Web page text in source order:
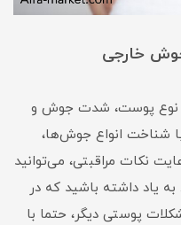
خارجی
نوع پوست، شدت جوش و
شناخت انواع جوش‌ها،
نکات مراقبتی، می‌توانید
یاد داشته باشید که در
پوستی دیگر، حتما با